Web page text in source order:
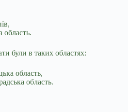
область.
були в таких областях:
область,
область.